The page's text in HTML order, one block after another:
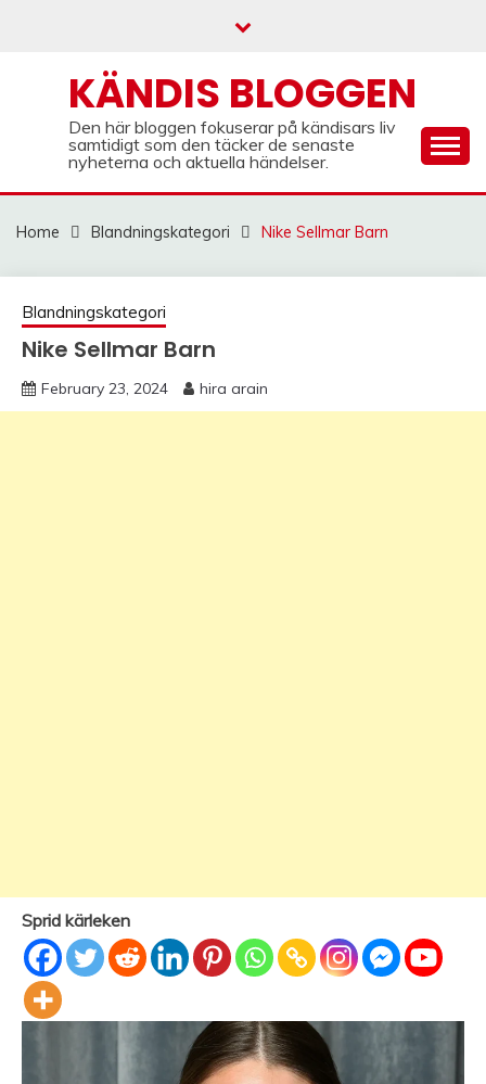
KÄNDIS BLOGGEN
Den här bloggen fokuserar på kändisars liv
samtidigt som den täcker de senaste
nyheterna och aktuella händelser.
Home Blandningskategori Nike Sellmar Barn
Blandningskategori
Nike Sellmar Barn
February 23, 2024 hira arain
Sprid kärleken